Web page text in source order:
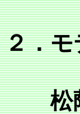
２．モ
松蔭